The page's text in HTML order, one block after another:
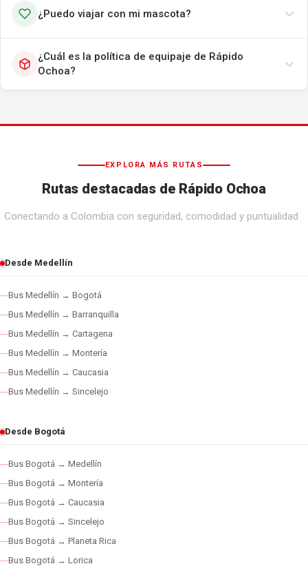
¿Puedo viajar con mi mascota?
¿Cuál es la política de equipaje de Rápido
Ochoa?
EXPLORA MÁS RUTAS
Rutas destacadas de Rápido Ochoa
Conectando a Colombia con seguridad, comodidad y puntualidad
Desde Medellín
Bus Medellín → Bogotá
Bus Medellín → Barranquilla
Bus Medellín → Cartagena
Bus Medellín → Montería
Bus Medellín → Caucasia
Bus Medellín → Sincelejo
Desde Bogotá
Bus Bogotá → Medellín
Bus Bogotá → Montería
Bus Bogotá → Caucasia
Bus Bogotá → Sincelejo
Bus Bogotá → Planeta Rica
Bus Bogotá → Lorica